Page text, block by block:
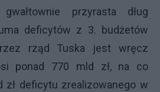
gwałtownie przyrasta dług
deficytów z 3. budżetów
rząd Tuska jest wręcz
ponad 770 mld zł, na co
zł deficytu zrealizowanego w